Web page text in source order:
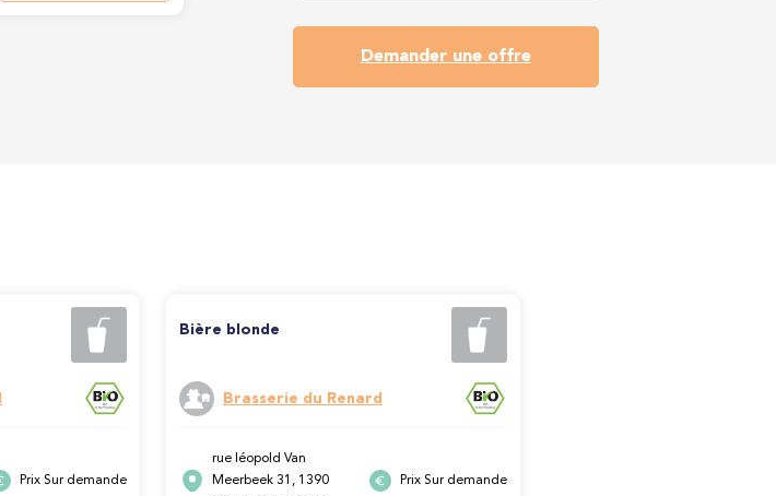
Demander une offre
Prix Sur demande
Bière blonde
Brasserie du Renard
rue léopold Van
Meerbeek 31, 1390
Prix Sur demande